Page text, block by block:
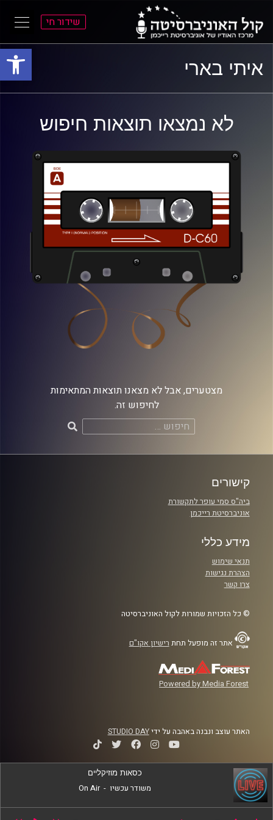
פתח
התפריט
הראשי
התוכן
הראשי
שידור חי
איתי בארי
לא נמצאו תוצאות חיפוש
מצטערים, אבל לא מצאנו תוצאות המתאימות
לחיפוש זה.
חיפוש:
קישורים
ביה"ס סמי עופר לתקשורת
אוניברסיטת רייכמן
מידע כללי
תנאי שימוש
הצהרת נגישות
צרו קשר
© כל הזכויות שמורות לקול האוניברסיטה
אתר זה מופעל תחת רישיון אקו"ם
Powered by Media Forest
האתר עוצב ונבנה באהבה על ידיSTUDIO DAY
כסאות מוזיקליים
משודר עכשיו -
On Air